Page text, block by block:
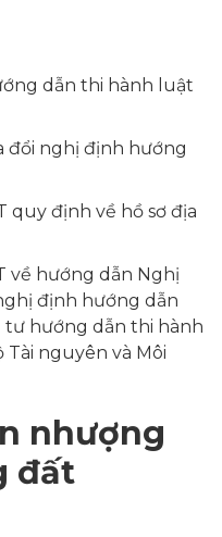
dẫn thi hành luật
đổi nghị định hướng
quy định về hồ sơ địa
về hướng dẫn Nghị
định hướng dẫn
tư hướng dẫn thi hành
nguyên và Môi
nhượng
đất